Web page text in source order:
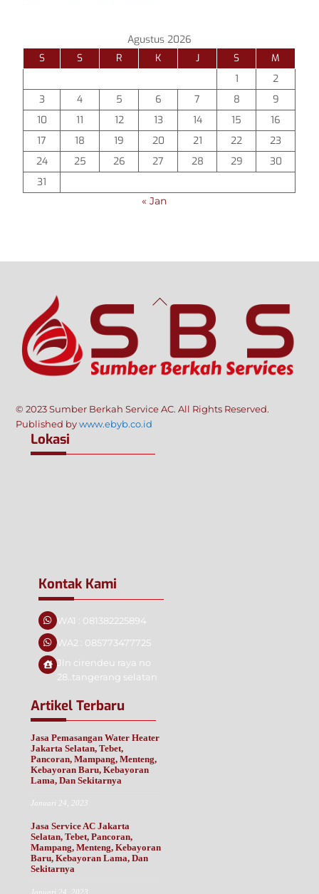
Agustus 2026
S
S R K J S
M
1
2
3
4 5 6 7 8
9
10
11 12 13 14 15
16
17
18 19 20 21 22
23
24
25 26 27 28 29
30
31
« Jan
Back
© 2023 Sumber Berkah Service AC. All Rights Reserved.
Published bywww.ebyb.co.id
Lokasi
Kontak Kami
WA1 : 081382225894
WA2 : 085773477725
Jln cirendeu raya no
28..tangerang selatan
Artikel Terbaru
Jasa Pemasangan Water Heater
Jakarta Selatan, Tebet,
Pancoran, Mampang, Menteng,
Kebayoran Baru, Kebayoran
Lama, Dan Sekitarnya
Januari 24, 2023
Jasa Service AC Jakarta
Selatan, Tebet, Pancoran,
Mampang, Menteng, Kebayoran
Baru, Kebayoran Lama, Dan
Sekitarnya
Januari 24, 2023